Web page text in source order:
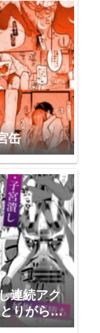
缶
連続アク
りがらす